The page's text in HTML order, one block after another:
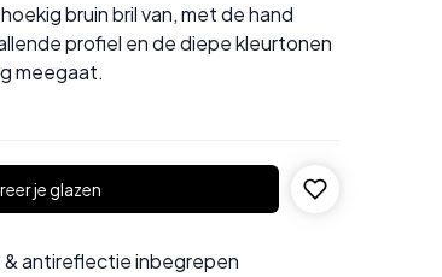
bruin bril van, met de hand
profiel en de diepe kleurtonen
meegaat.
je glazen
antireflectie inbegrepen